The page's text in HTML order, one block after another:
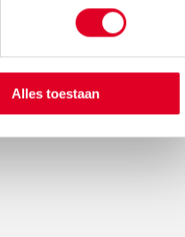
Alles toestaan